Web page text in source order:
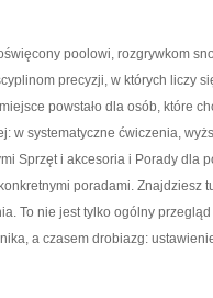
poolowi, rozgrywkom
precyzji, w których liczy
powstało dla osób, które
w systematyczne ćwiczenia,
Sprzęt i akcesoria i Porady dla
poradami. Znajdziesz
To nie jest tylko ogólny
a czasem drobiazg: